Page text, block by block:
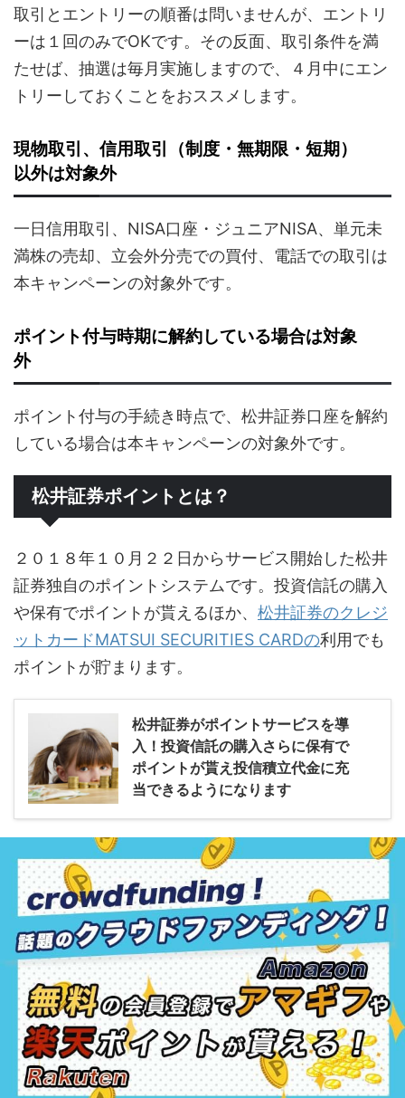
取引とエントリーの順番は問いませんが、エントリ
ーは１回のみでOKです。その反面、取引条件を満
たせば、抽選は毎月実施しますので、４月中にエン
トリーしておくことをおススメします。
現物取引、信用取引（制度・無期限・短期）
以外は対象外
一日信用取引、NISA口座・ジュニアNISA、単元未
満株の売却、立会外分売での買付、電話での取引は
本キャンペーンの対象外です。
ポイント付与時期に解約している場合は対象
外
ポイント付与の手続き時点で、松井証券口座を解約
している場合は本キャンペーンの対象外です。
松井証券ポイントとは？
２０１８年１０月２２日からサービス開始した松井
証券独自のポイントシステムです。投資信託の購入
や保有でポイントが貰えるほか、 松井証券のクレジ
ットカードMATSUI SECURITIES CARDの利用でも
ポイントが貯まります。
松井証券がポイントサービスを導
入！投資信託の購入さらに保有で
ポイントが貰え投信積立代金に充
当できるようになります